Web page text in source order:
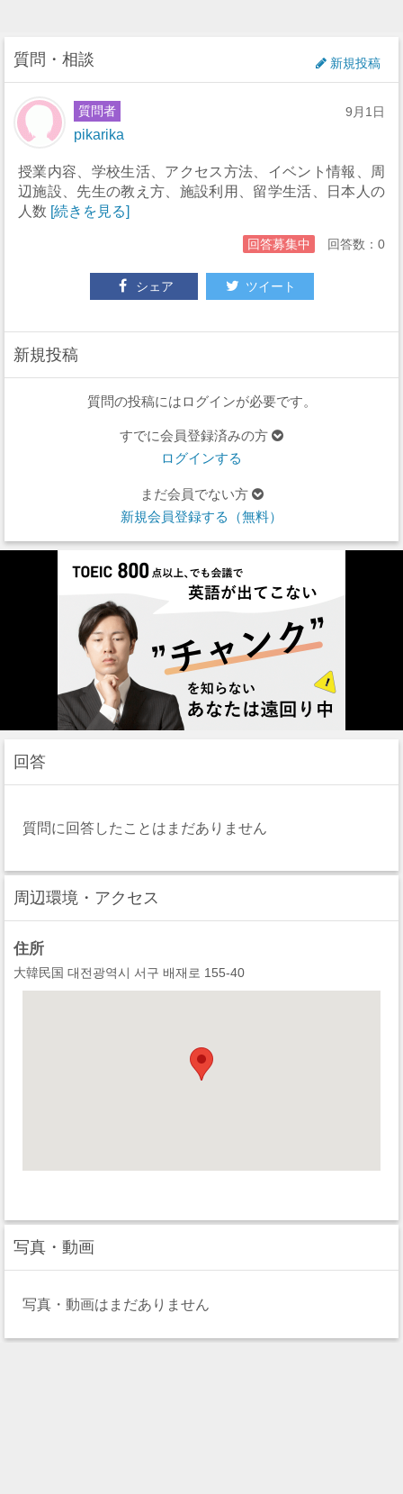
質問・相談 新規投稿
質問者
pikarika
9月1日
授業内容、学校生活、アクセス方法、イベント情報、周
辺施設、先生の教え方、施設利用、留学生活、日本人の
人数 [続きを見る]
回答募集中 回答数：0
シェア ツイート
新規投稿
質問の投稿にはログインが必要です。
すでに会員登録済みの方
ログインする
まだ会員でない方
新規会員登録する（無料）
回答
質問に回答したことはまだありません
周辺環境・アクセス
住所
大韓民国 대전광역시 서구 배재로 155-40
写真・動画
写真・動画はまだありません